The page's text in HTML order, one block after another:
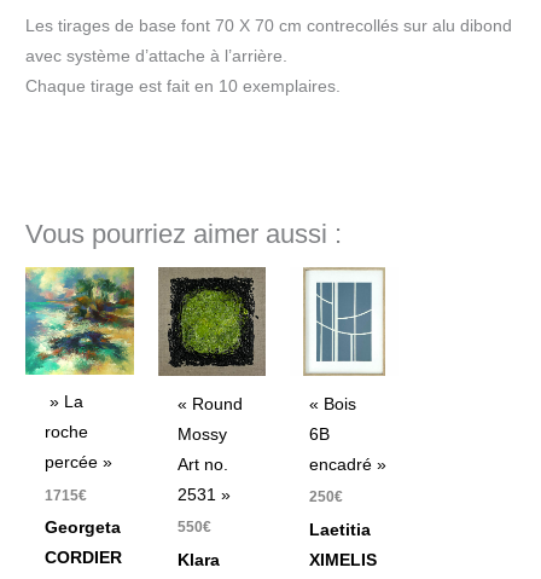
Les tirages de base font 70 X 70 cm contrecollés sur alu dibond
avec système d’attache à l’arrière.
Chaque tirage est fait en 10 exemplaires.
Vous pourriez aimer aussi :
» La
roche
percée »
1715€
Georgeta
CORDIER
« Round
Mossy
Art no.
2531 »
550€
Klara
« Bois
6B
encadré »
250€
Laetitia
XIMELIS